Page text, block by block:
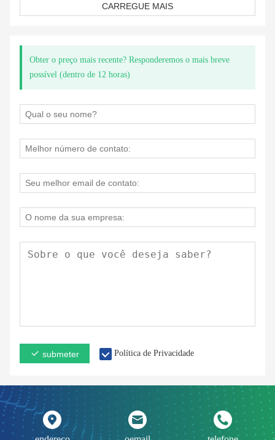
CARREGUE MAIS
Obter o preço mais recente? Responderemos o mais breve
possível (dentro de 12 horas)
submeter Política de Privacidade